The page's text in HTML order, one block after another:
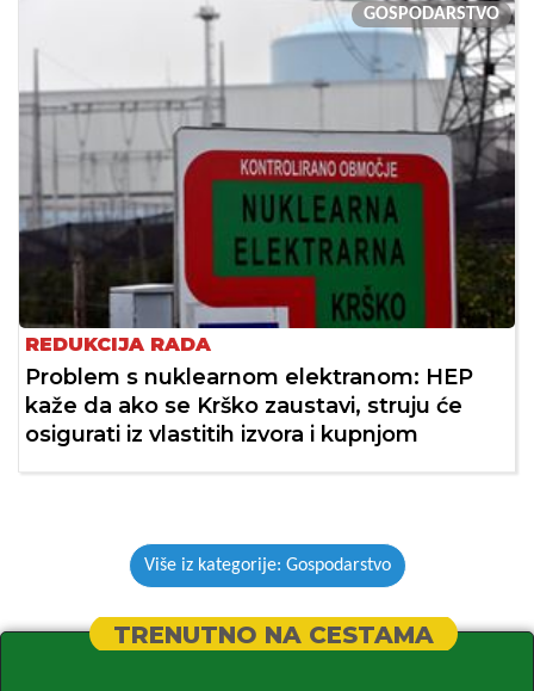
GOSPODARSTVO
REDUKCIJA RADA
Problem s nuklearnom elektranom: HEP
kaže da ako se Krško zaustavi, struju će
osigurati iz vlastitih izvora i kupnjom
Više iz kategorije: Gospodarstvo
TRENUTNO NA CESTAMA